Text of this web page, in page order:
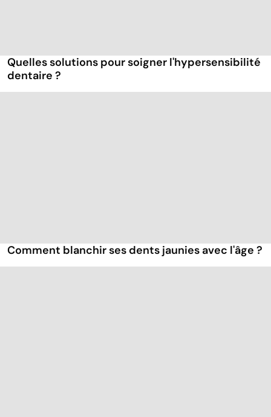
Quelles solutions pour soigner l'hypersensibilité
dentaire ?
Comment blanchir ses dents jaunies avec l'âge ?